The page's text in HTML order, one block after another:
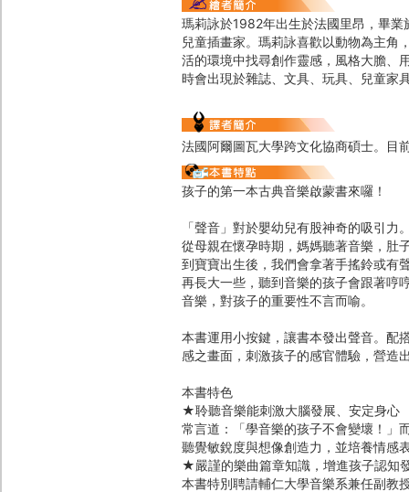
瑪莉詠於1982年出生於法國里昂，畢
兒童插畫家。瑪莉詠喜歡以動物為主角
活的環境中找尋創作靈感，風格大膽、
時會出現於雜誌、文具、玩具、兒童家
法國阿爾圖瓦大學跨文化協商碩士。目
孩子的第一本古典音樂啟蒙書來囉！
「聲音」對於嬰幼兒有股神奇的吸引力
從母親在懷孕時期，媽媽聽著音樂，肚
到寶寶出生後，我們會拿著手搖鈴或有
再長大一些，聽到音樂的孩子會跟著哼
音樂，對孩子的重要性不言而喻。
本書運用小按鍵，讓書本發出聲音。配
感之畫面，刺激孩子的感官體驗，營造
本書特色
★聆聽音樂能刺激大腦發展、安定身心
常言道：「學音樂的孩子不會變壞！」
聽覺敏銳度與想像創造力，並培養情感
★嚴謹的樂曲篇章知識，增進孩子認知
本書特別聘請輔仁大學音樂系兼任副教